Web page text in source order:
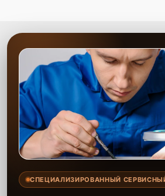
СПЕЦИАЛИЗИРОВАННЫЙ СЕРВИСНЫЙ